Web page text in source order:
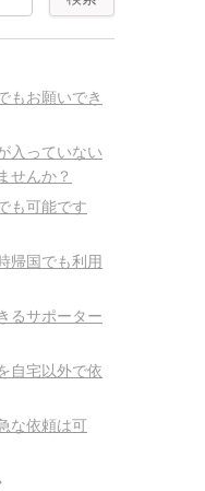
もお願いでき
入っていない
せんか？
も可能です
帰国でも利用
るサポーター
自宅以外で依
な依頼は可